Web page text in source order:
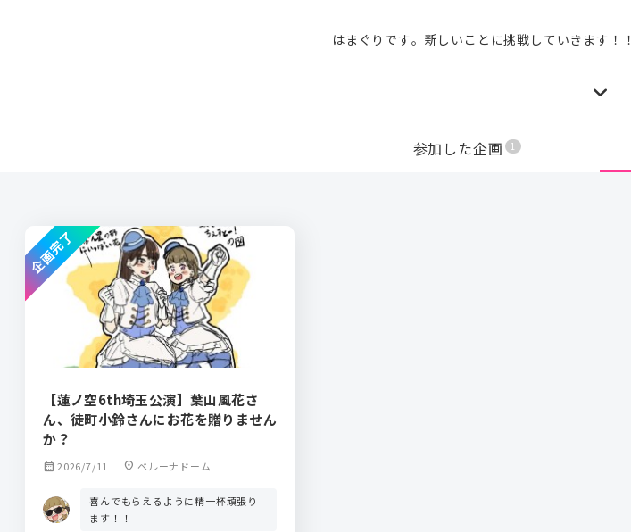
はまぐりです。新しいことに挑戦していきます！！
参加した企画 1
【蓮ノ空6th埼玉公演】葉山風花さ
ん、徒町小鈴さんにお花を贈りません
か？
calendar_month 2026/7/11 location_on ベルーナドーム
喜んでもらえるように精一杯頑張り
ます！！
企画完了